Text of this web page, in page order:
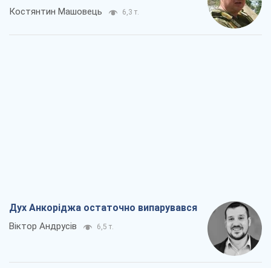
Костянтин Машовець 6,3 т.
Дух Анкоріджа остаточно випарувався
Віктор Андрусів 6,5 т.